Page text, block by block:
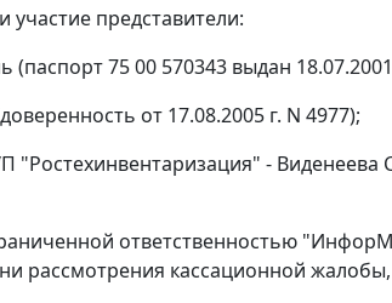
участие представители:
75 00 570343 выдан
от 17.08.2005 г. N 4977);
"Ростехинвентаризация" - Виденеева
ответственностью
рассмотрения кассационной жалобы,